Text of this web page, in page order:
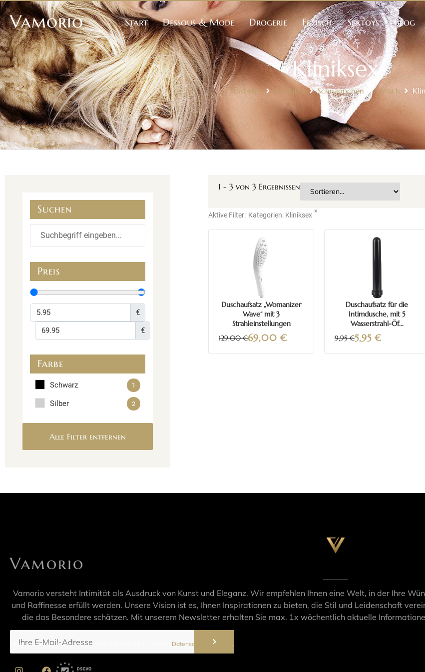
Vamorio Start Dessous & Mode Drogerie Fetisch Sextoys Blog
Kliniksex
Startseite Produkte Schnäppchen Fetisch
Suchen
Preis
€
€
Farbe
Schwarz 1
Silber 2
Alle Filter entfernen
1 -3 von3 Ergebnissen
Aktive Filter: Kategorien: Kliniksex ×
Duschaufsatz „Womanizer
Wave“ mit 3
Strahleinstellungen
129,00 €69,00€
Mehr erfahren
Duschaufsatz für die
Intimdusche, mit 5
Wasserstrahl-Öf...
9,95 €5,95 €
Mehr erfahren
Vamorio
Vamorio versteht Intimität als Ausdruck von Kunst und Eleganz. Wir empfehlen Ihnen eine Welt, in der Ihre
und Raffinesse erfüllt werden. Unsere Vision ist es, Ihnen Inspirationen zu bieten, die Stil und Leidenschaft
die das Besondere schätzen. Mit unserem Newsletter erhalten Sie max. 1x wöchentlich aktuelle
Informationen zur Datenverarbeitung finden Sie in unserer Datenschutzerklärung .